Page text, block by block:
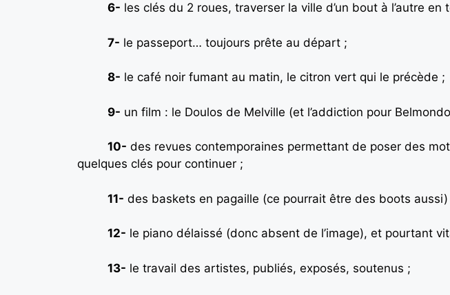
6- les clés du 2 roues, traverser la ville d’un bout à l’autre en
7- le passeport… toujours prête au départ ;
8- le café noir fumant au matin, le citron vert qui le précède ;
9- un film : le Doulos de Melville (et l’addiction pour
10- des revues contemporaines permettant de poser des
quelques clés pour continuer ;
11- des baskets en pagaille (ce pourrait être des boots aussi)
12- le piano délaissé (donc absent de l’image), et pourtant
13- le travail des artistes, publiés, exposés, soutenus ;